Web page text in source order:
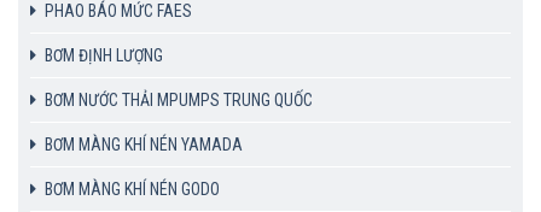
PHAO BÁO MỨC FAES
BƠM ĐỊNH LƯỢNG
BƠM NƯỚC THẢI MPUMPS TRUNG QUỐC
BƠM MÀNG KHÍ NÉN YAMADA
BƠM MÀNG KHÍ NÉN GODO